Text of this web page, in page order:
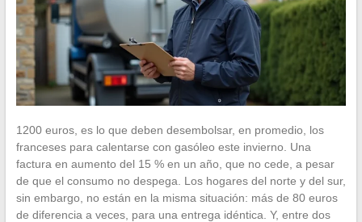
1200 euros, es lo que deben desembolsar, en promedio, los
franceses para calentarse con gasóleo este invierno. Una
factura en aumento del 15 % en un año, que no cede, a pesar
de que el consumo no despega. Los hogares del norte y del sur,
sin embargo, no están en la misma situación: más de 80 euros
de diferencia a veces, para una entrega idéntica. Y, entre dos